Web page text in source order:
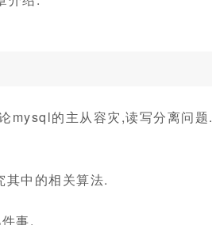
mysql的主从容灾,读写分离问题.
中的相关算法.
事.